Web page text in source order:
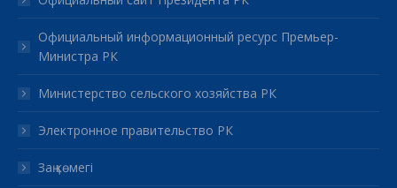
Официальный информационный ресурс Премьер-
Министра РК
Министерство сельского хозяйства РК
Электронное правительство РК
Заң көмегі